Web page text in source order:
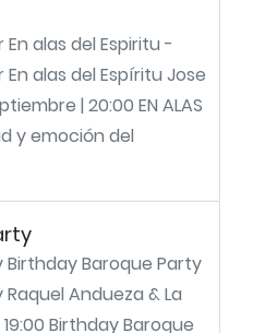
alas del Espiritu -
alas del Espíritu Jose
| 20:00 EN ALAS
y emoción del
Baroque Party
Andueza & La
Birthday Baroque